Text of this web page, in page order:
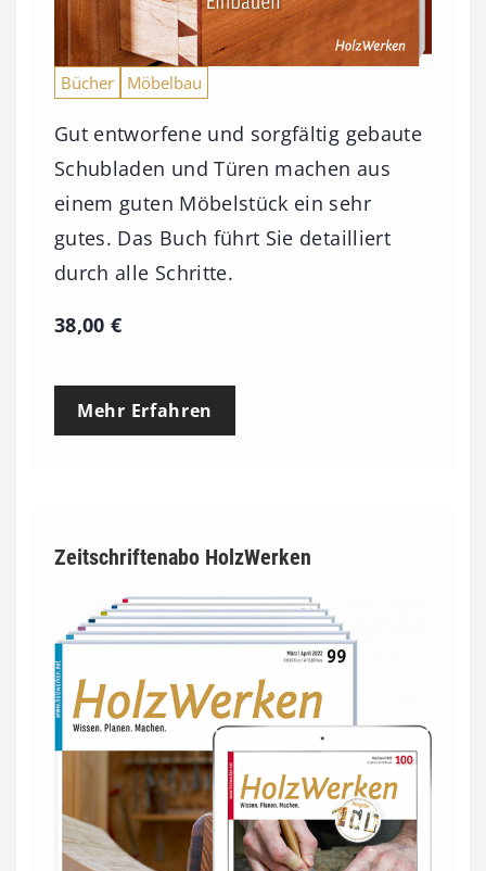
Bücher Möbelbau
Gut entworfene und sorgfältig gebaute
Schubladen und Türen machen aus
einem guten Möbelstück ein sehr
gutes. Das Buch führt Sie detailliert
durch alle Schritte.
38,00€
Mehr Erfahren
Zeitschriftenabo HolzWerken